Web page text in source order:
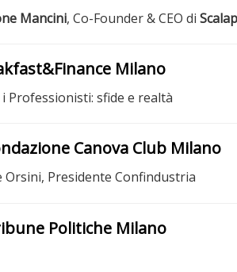
Mancini, Co-Founder & CEO di
Milano
Professionisti: sfide e realtà
Canova Club Milano
Orsini, Presidente Confindustria
Politiche Milano